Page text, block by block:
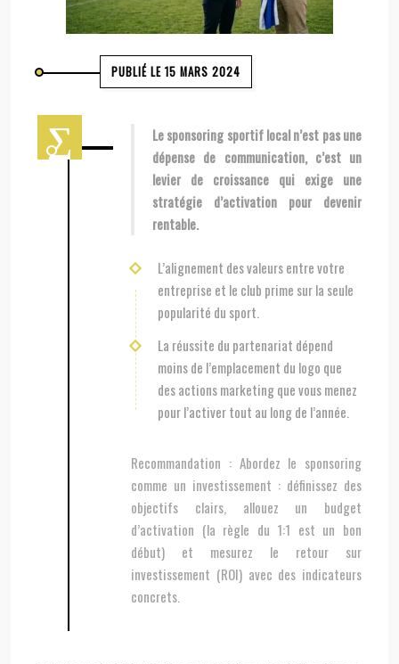
PUBLIÉ LE 15 MARS 2024
Le sponsoring sportif local n’est pas une
dépense de communication, c’est un
levier de croissance qui exige une
stratégie d’activation pour devenir
rentable.
L’alignement des valeurs entre votre
entreprise et le club prime sur la seule
popularité du sport.
La réussite du partenariat dépend
moins de l’emplacement du logo que
des actions marketing que vous menez
pour l’activer tout au long de l’année.
Recommandation :Abordez le sponsoring
comme un investissement : définissez des
objectifs clairs, allouez un budget
d’activation (la règle du 1:1 est un bon
début) et mesurez le retour sur
investissement (ROI) avec des indicateurs
concrets.